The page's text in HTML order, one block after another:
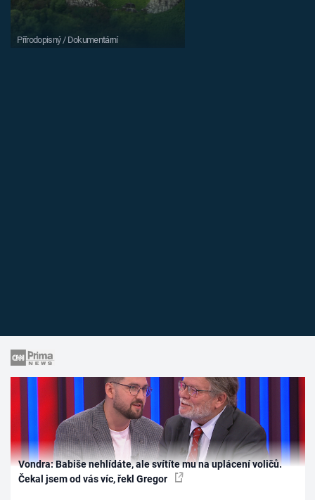
Přírodopisný / Dokumentární
Vondra: Babiše nehlídáte, ale svítíte mu na uplácení voličů.
Čekal jsem od vás víc, řekl Gregor